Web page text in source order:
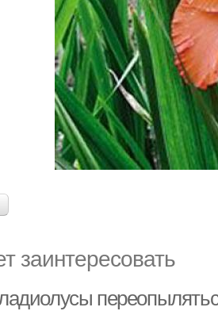
заинтересовать